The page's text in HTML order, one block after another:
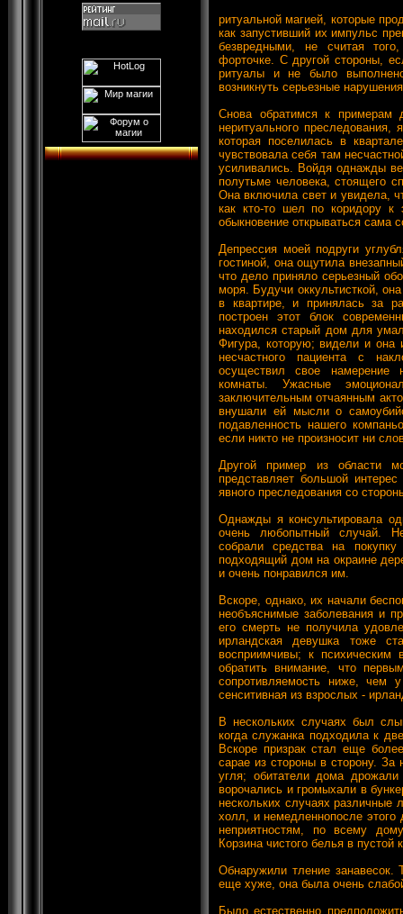
ритуальной магией, которые
как запустивший их импульс
безвредными, не считая
форточке. С другой стороны,
ритуалы и не было
возникнуть серьезные
Снова обратимся к примерам
неритуального
которая поселилась в
чувствовала себя там
усиливались. Войдя однажды
полутьме человека, стоящего
Она включила свет и увидела,
как кто-то шел по коридору
обыкновение открываться сама
Депрессия моей подруги
гостиной, она ощутила
что дело приняло серьезный
моря. Будучи оккультисткой,
в квартире, и принялась за
построен этот блок
находился старый дом для
Фигура, которую; видели и она
несчастного пациента с
осуществил свое намерение
комнаты. Ужасные
заключительным отчаянным
внушали ей мысли о
подавленность нашего
если никто не произносит ни
Другой пример из области
представляет большой
явного преследования со
Однажды я консультировала
очень любопытный случай.
собрали средства на
подходящий дом на окраине
и очень понравился им.
Вскоре, однако, их начали
необъяснимые заболевания и
его смерть не получила
ирландская девушка тоже
восприимчивы; к
обратить внимание, что
сопротивляемость ниже, чем
сенситивная из взрослых -
В нескольких случаях был
когда служанка подходила к
Вскоре призрак стал еще
сарае из стороны в сторону. За
угля; обитатели дома
ворочались и громыхали в
нескольких случаях различные
холл, и немедленнопосле этого
неприятностям, по всему
Корзина чистого белья в пустой
Обнаружили тление занавесок.
еще хуже, она была очень
Было естественно